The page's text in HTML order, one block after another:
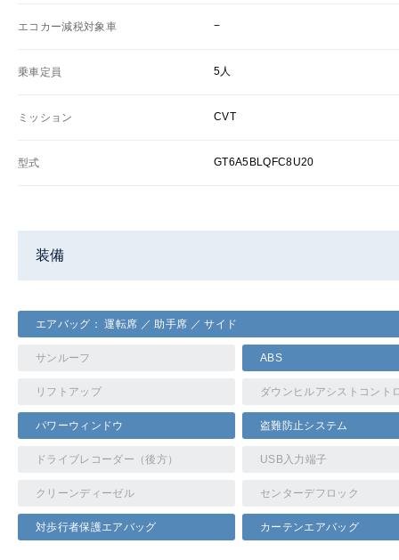
エコカー減税対象車 −
乗車定員 5人
ミッション CVT
型式 GT6A5BLQFC8U20
装備
エアバッグ： 運転席 ／ 助手席 ／ サイド
サンルーフ ABS
リフトアップ ダウンヒルアシストコント
パワーウィンドウ 盗難防止システム
ドライブレコーダー（後方） USB入力端子
クリーンディーゼル センターデフロック
対歩行者保護エアバッグ カーテンエアバッグ